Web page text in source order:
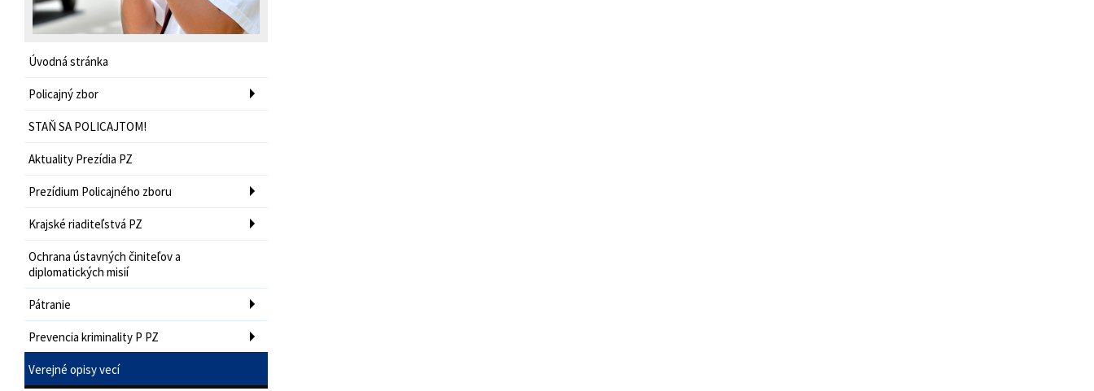
Úvodná stránka
Policajný zbor
STAŇ SA POLICAJTOM!
Aktuality Prezídia PZ
Prezídium Policajného zboru
Krajské riaditeľstvá PZ
Ochrana ústavných činiteľov a
diplomatických misií
Pátranie
Prevencia kriminality P PZ
Verejné opisy vecí